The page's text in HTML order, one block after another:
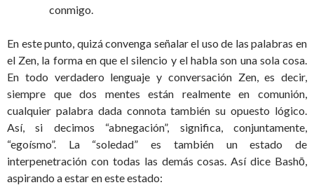
conmigo.
En este punto, quizá convenga señalar el uso de las palabras en
el Zen, la forma en que el silencio y el habla son una sola cosa.
En todo verdadero lenguaje y conversación Zen, es decir,
siempre que dos mentes están realmente en comunión,
cualquier palabra dada connota también su opuesto lógico.
Así, si decimos “abnegación”, significa, conjuntamente,
“egoísmo”. La “soledad” es también un estado de
interpenetración con todas las demás cosas. Así dice Bashō,
aspirando a estar en este estado: